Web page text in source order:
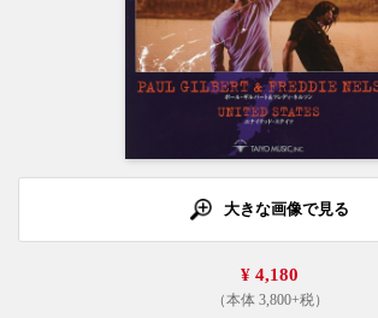
大きな画像で見る
¥ 4,180
（本体 3,800+税）